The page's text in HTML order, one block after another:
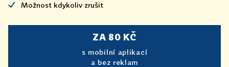
Možnost kdykoliv zrušit
ZA 80 KČ
s mobilní aplikací
a bez reklam